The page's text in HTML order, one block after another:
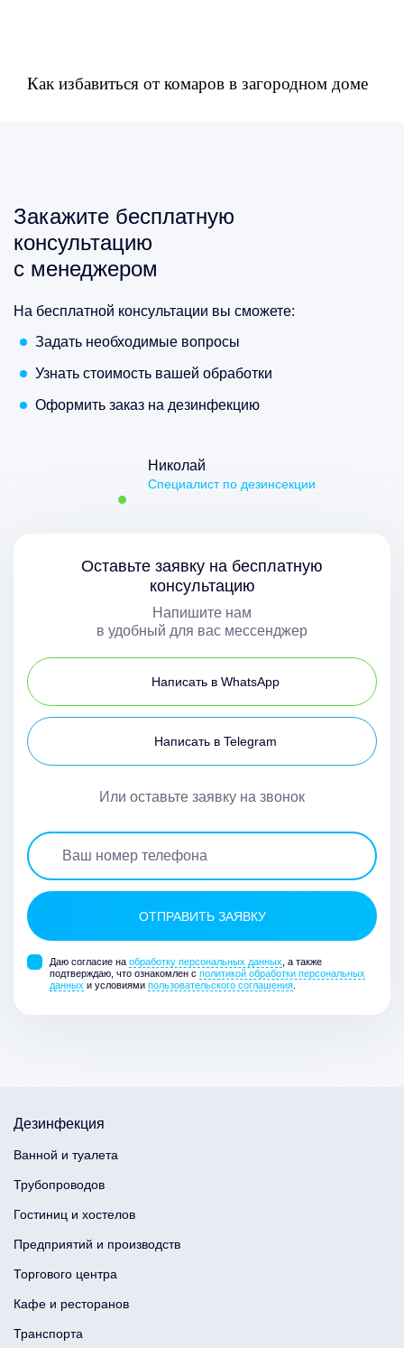
Как избавиться от комаров в загородном доме
Закажите бесплатную
консультацию
с менеджером
На бесплатной консультации вы сможете:
Задать необходимые вопросы
Узнать стоимость вашей обработки
Оформить заказ на дезинфекцию
Николай
Специалист по дезинсекции
Оставьте заявку на бесплатную
консультацию
Напишите нам
в удобный для вас мессенджер
Написать в WhatsApp
Написать в Telegram
Или оставьте заявку на звонок
Даю согласие на обработку персональных данных , а также
подтверждаю, что ознакомлен с политикой обработки персональных
данных и условиями пользовательского соглашения
Дезинфекция
Ванной и туалета
Трубопроводов
Гостиниц и хостелов
Предприятий и производств
Торгового центра
Кафе и ресторанов
Транспорта